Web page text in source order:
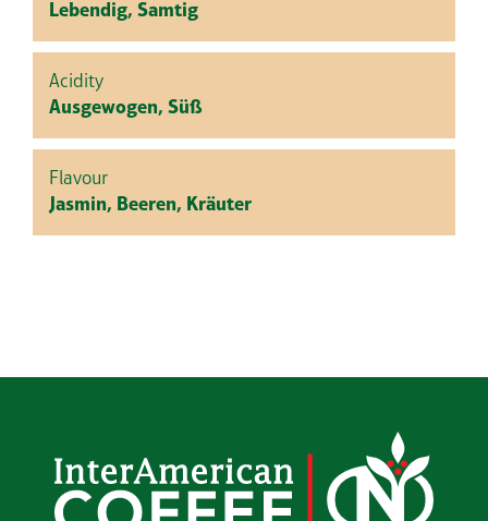
Lebendig, Samtig
Acidity
Ausgewogen, Süß
Flavour
Jasmin, Beeren, Kräuter